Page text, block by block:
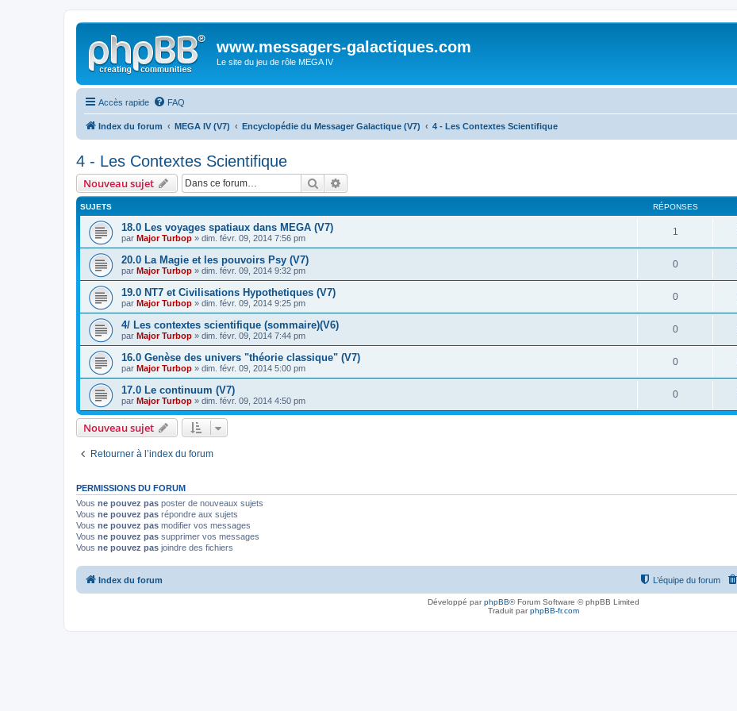
www.messagers-galactiques.com
Le site du jeu de rôle MEGA IV
Accès rapide FAQ
Index du forum MEGA IV (V7) Encyclopédie du Messager Galactique (V7) 4 - Les Contextes Scientifique
4 - Les Contextes Scientifique
Nouveau sujet Rechercher
SUJETS RÉPONSES
18.0 Les voyages spatiaux dans MEGA (V7)
par Major Turbop » dim. févr. 09, 2014 7:56 pm
1
20.0 La Magie et les pouvoirs Psy (V7)
par Major Turbop » dim. févr. 09, 2014 9:32 pm
0
19.0 NT7 et Civilisations Hypothetiques (V7)
par Major Turbop » dim. févr. 09, 2014 9:25 pm
0
4/ Les contextes scientifique (sommaire)(V6)
par Major Turbop » dim. févr. 09, 2014 7:44 pm
0
16.0 Genèse des univers "théorie classique" (V7)
par Major Turbop » dim. févr. 09, 2014 5:00 pm
0
17.0 Le continuum (V7)
par Major Turbop » dim. févr. 09, 2014 4:50 pm
0
Nouveau sujet
Retourner à l’index du forum
PERMISSIONS DU FORUM
Vous ne pouvez pas poster de nouveaux sujets
Vous ne pouvez pas répondre aux sujets
Vous ne pouvez pas modifier vos messages
Vous ne pouvez pas supprimer vos messages
Vous ne pouvez pas joindre des fichiers
Index du forum L’équipe du forum
Développé parphpBB® Forum Software © phpBB Limited
Traduit parphpBB-fr.com